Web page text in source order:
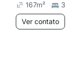
167m² 3
Ver contato